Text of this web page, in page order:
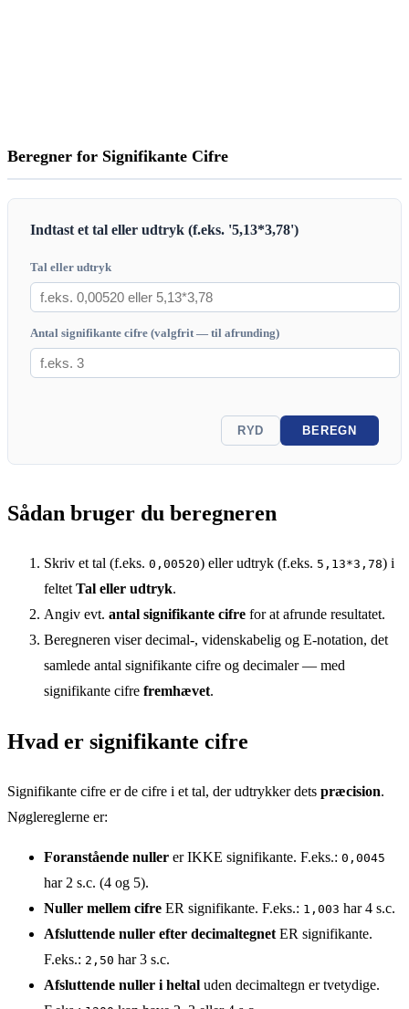
Beregner for Signifikante Cifre
Indtast et tal eller udtryk (f.eks. '5,13*3,78')
Tal eller udtryk
Antal signifikante cifre (valgfrit — til afrunding)
RYD BEREGN
Sådan bruger du beregneren
Skriv et tal (f.eks. 0,00520) eller udtryk (f.eks. 5,13*3,78) i
feltet Tal eller udtryk.
Angiv evt. antal signifikante cifre for at afrunde resultatet.
Beregneren viser decimal-, videnskabelig og E-notation, det
samlede antal signifikante cifre og decimaler — med
signifikante cifre fremhævet.
Hvad er signifikante cifre
Signifikante cifre er de cifre i et tal, der udtrykker dets præcision.
Nøglereglerne er:
Foranstående nuller er IKKE signifikante. F.eks.: 0,0045
har 2 s.c. (4 og 5).
Nuller mellem cifre ER signifikante. F.eks.: 1,003 har 4 s.c.
Afsluttende nuller efter decimaltegnet ER signifikante.
F.eks.: 2,50 har 3 s.c.
Afsluttende nuller i heltal uden decimaltegn er tvetydige.